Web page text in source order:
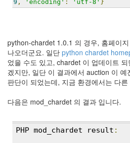
9 , 'encoding' : 'utf-8' }
python-chardet 1.0.1 의 경우, 홈페이
나오더군요. 일단 python chardet
었을 수도 있고, chardet 이 업데이트
겠지만, 일단 이 결과에서 auction 이 예
판단이 되었는데, 지금 환경에서는 다
다음은 mod_chardet 의 결과 입니다.
PHP mod_chardet result :
스
그
래
밍
57
Mozilla
Tip
Trick
18